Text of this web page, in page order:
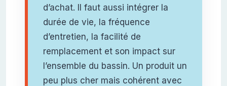
d’achat. Il faut aussi intégrer la
durée de vie, la fréquence
d’entretien, la facilité de
remplacement et son impact sur
l’ensemble du bassin. Un produit un
peu plus cher mais cohérent avec